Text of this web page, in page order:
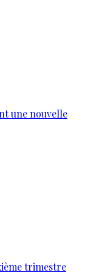
une nouvelle
trimestre